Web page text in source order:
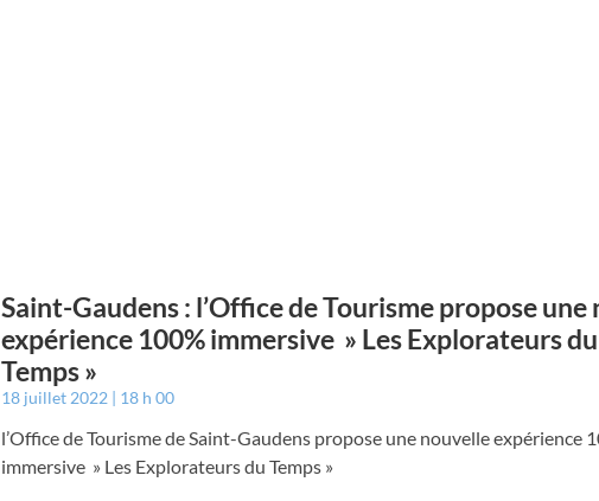
Saint-Gaudens : l’Office de Tourisme propose une
expérience 100% immersive » Les Explorateurs du
Temps »
18 juillet 2022 18 h 00
l’Office de Tourisme de Saint-Gaudens propose une nouvelle expérience
immersive » Les Explorateurs du Temps »